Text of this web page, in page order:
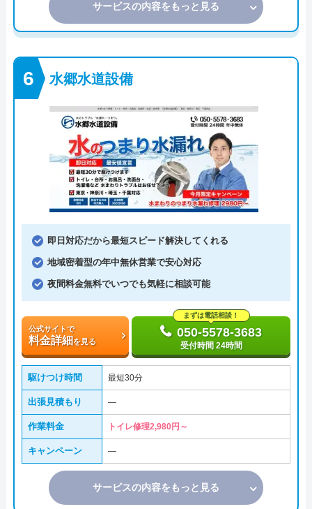
サービスの内容をもっと見る
水郷水道設備
即日対応だから最短スピード解決してくれる
地域密着型の年中無休営業で安心対応
夜間料金無料でいつでも気軽に相談可能
公式サイトで
料金詳細を見る
まずは電話相談！
050-5578-3683
受付時間 24時間
駆けつけ時間 最短30分
出張見積もり ―
作業料金 トイレ修理2,980円～
キャンペーン ―
サービスの内容をもっと見る